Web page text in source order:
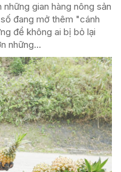
gian hàng nông sản
đang mở thêm "cánh
để không ai bị bỏ lại
những...